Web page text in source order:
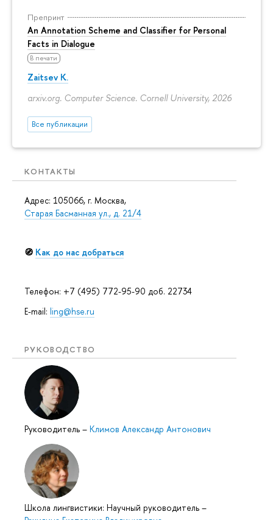
Препринт
An Annotation Scheme and Classifier for Personal
Facts in Dialogue
В печати
Zaitsev K.
arxiv.org. Computer Science. Cornell University, 2026
Все публикации
КОНТАКТЫ
Адрес: 105066, г. Москва,
Старая Басманная ул., д. 21/4
🧭 Как до нас добраться
Телефон: +7 (495) 772-95-90 доб. 22734
E-mail: ling@hse.ru
РУКОВОДСТВО
Руководитель – Климов Александр Антонович
Школа лингвистики: Научный руководитель –